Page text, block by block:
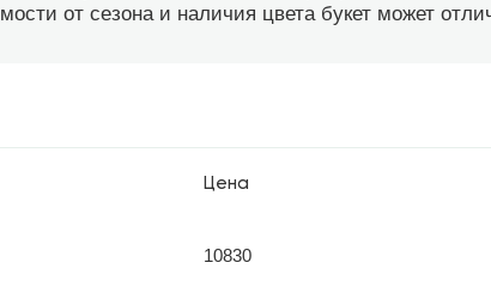
от сезона и наличия цвета букет может
Цена
10830